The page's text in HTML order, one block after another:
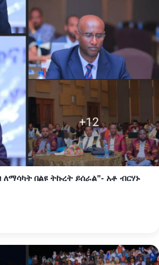
በልዩ ትኩረት ይሰራል"- አቶ ብርሃኑ